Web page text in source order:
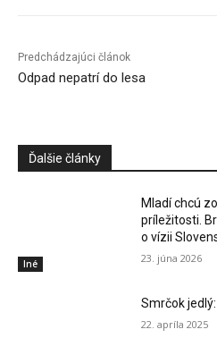
Predchádzajúci článok
Odpad nepatrí do lesa
Ďalšie články
Iné
Mladí chcú
príležitosti.
o vízii
23. júna 2026
Smrčok
22. apríla 2025